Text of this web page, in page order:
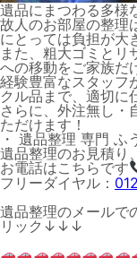
遺品にまつわる多様
故人のお部屋の整理
にとっては負担が大
また、粗大ゴミとリ
への移動をご家族だ
経験豊富なスタッフ
クル品まで、適切に
さらに、外注無し・
ただけます！
・ 遺品整理 専門 ふ
遺品整理のお見積り
お電話はこちらです
フリーダイヤル：
遺品整理のメールで
リック↓↓↓